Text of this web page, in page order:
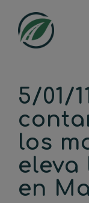
contenido
5/01/
los
en